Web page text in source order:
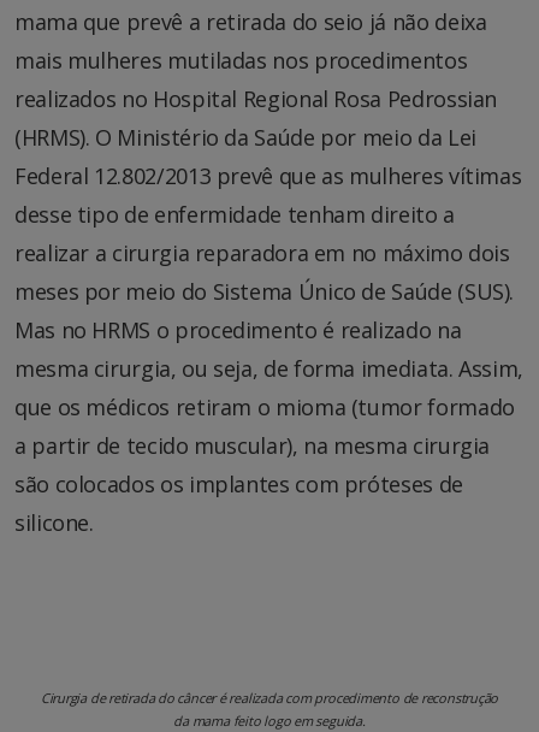
mama que prevê a retirada do seio já não deixa
mais mulheres mutiladas nos procedimentos
realizados no Hospital Regional Rosa Pedrossian
(HRMS). O Ministério da Saúde por meio da Lei
Federal 12.802/2013 prevê que as mulheres vítimas
desse tipo de enfermidade tenham direito a
realizar a cirurgia reparadora em no máximo dois
meses por meio do Sistema Único de Saúde (SUS).
Mas no HRMS o procedimento é realizado na
mesma cirurgia, ou seja, de forma imediata. Assim,
que os médicos retiram o mioma (tumor formado
a partir de tecido muscular), na mesma cirurgia
são colocados os implantes com próteses de
silicone.
Cirurgia de retirada do câncer é realizada com procedimento de reconstrução
da mama feito logo em seguida.